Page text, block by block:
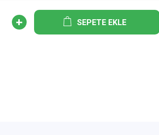
SEPETE EKLE